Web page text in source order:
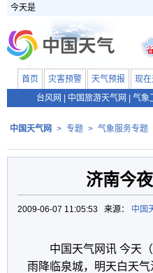
今天是
首页 灾害预警 天气预报 现
台风网
中国旅游天气网 气象
中国天气网 > 专题 > 气象服务专题
济南今
2009-06-07 11:05:53 来源： 中国
中国天气网讯 今天
雨降临泉城，明天白天